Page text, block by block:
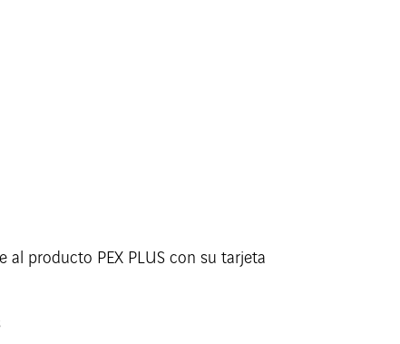
al producto PEX PLUS con su tarjeta